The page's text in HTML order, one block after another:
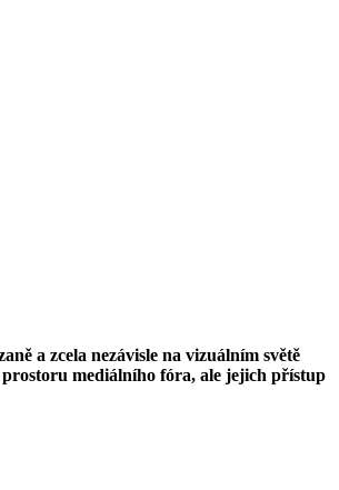
a zcela nezávisle na vizuálním světě
mediálního fóra, ale jejich přístup